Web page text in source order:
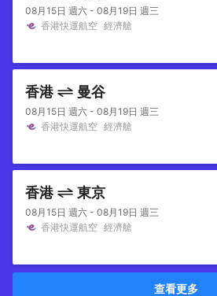
08月15日 週六 - 08月19日 週三
香港快運航空 經濟艙
香港 曼谷
08月15日 週六 - 08月19日 週三
香港快運航空 經濟艙
香港 東京
08月15日 週六 - 08月19日 週三
香港快運航空 經濟艙
查看更多